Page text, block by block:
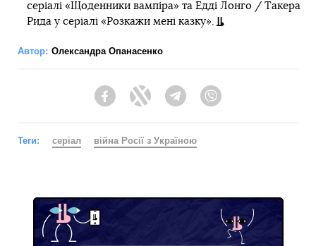
серіалі «Щоденники вампіра» та Едді Лонго / Такера
Рида у серіалі «Розкажи мені казку».
Автор: Олександра Опанасенко
FacebookTwitter Telegram
Теги: серіал війна Росії з Україною